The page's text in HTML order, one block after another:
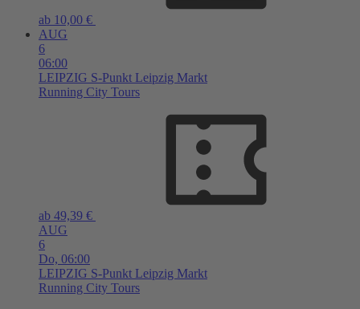
ab 10,00 €
AUG
6
06:00
LEIPZIG S-Punkt Leipzig Markt
Running City Tours
ab 49,39 €
AUG
6
Do, 06:00
LEIPZIG S-Punkt Leipzig Markt
Running City Tours